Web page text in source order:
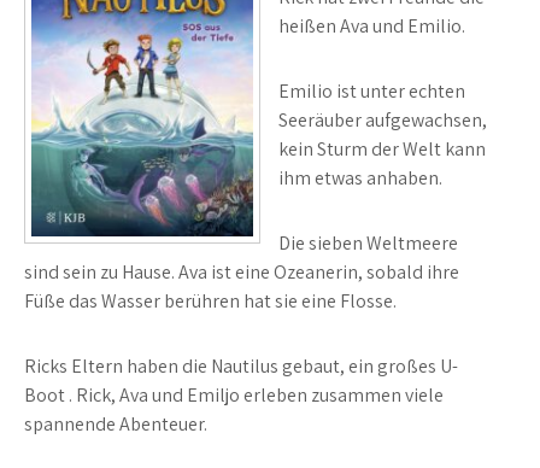
heißen Ava und Emilio.
Emilio ist unter echten
Seeräuber aufgewachsen,
kein Sturm der Welt kann
ihm etwas anhaben.
Die sieben Weltmeere
sind sein zu Hause. Ava ist eine Ozeanerin, sobald ihre
Füße das Wasser berühren hat sie eine Flosse.
Ricks Eltern haben die Nautilus gebaut, ein großes U-
Boot . Rick, Ava und Emiljo erleben zusammen viele
spannende Abenteuer.